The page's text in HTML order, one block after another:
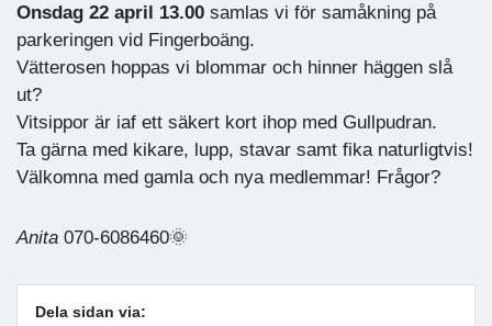
Onsdag 22 april 13.00 samlas vi för samåkning på
parkeringen vid Fingerboäng.
Vätterosen hoppas vi blommar och hinner häggen slå
ut?
Vitsippor är iaf ett säkert kort ihop med Gullpudran.
Ta gärna med kikare, lupp, stavar samt fika naturligtvis!
Välkomna med gamla och nya medlemmar! Frågor?
Anita 070-6086460🌞
Dela sidan via: